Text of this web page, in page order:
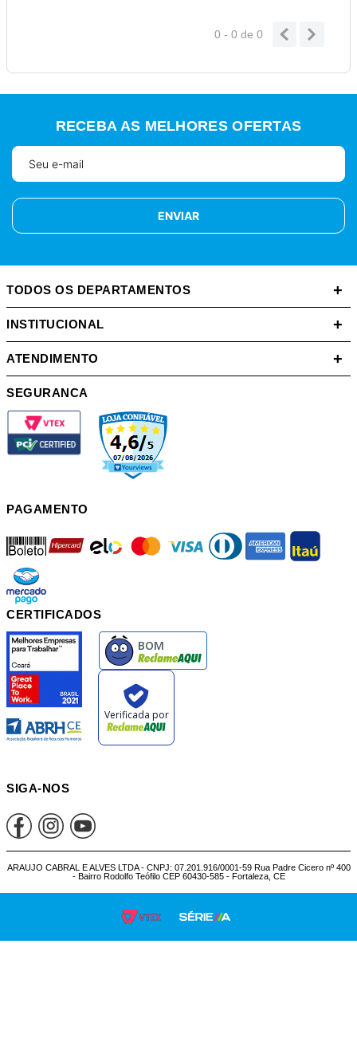
0 - 0 de 0
RECEBA AS MELHORES OFERTAS
ENVIAR
TODOS OS DEPARTAMENTOS +
INSTITUCIONAL +
ATENDIMENTO +
SEGURANCA
PAGAMENTO
boleto mastercard diners american itau
mercadopago
CERTIFICADOS
SIGA-NOS
ARAUJO CABRAL E ALVES LTDA - CNPJ: 07.201.916/0001-59 Rua Padre Cicero nº 400
- Bairro Rodolfo Teófilo CEP 60430-585 - Fortaleza, CE